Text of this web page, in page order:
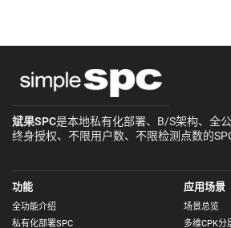
斌果SPC是本地私有化部署、B/S架构、全
终身授权、不限用户数、不限检测点数的
功能
全功能介绍
私有化部署SPC
应用场景
场景总览
多维CPK分